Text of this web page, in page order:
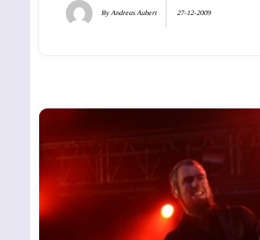
ByAndreas Aubert 27-12-2009